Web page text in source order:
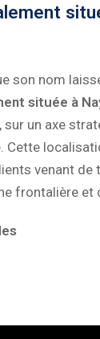
son nom
située à
, sur un axe
Cette
venant de
frontalière et